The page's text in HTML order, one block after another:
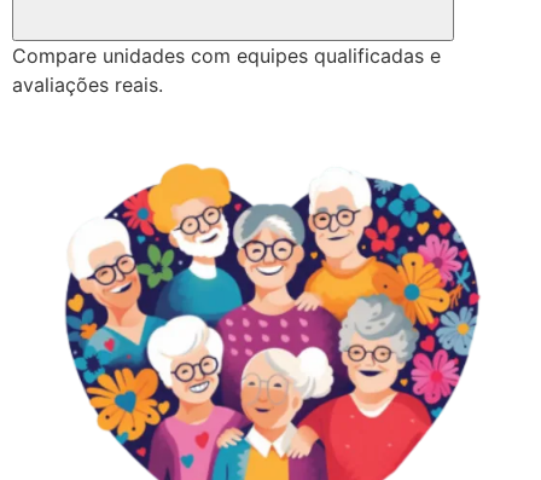
Compare unidades com equipes qualificadas e
avaliações reais.